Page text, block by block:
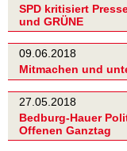
SPD kritisiert
und GRÜNE
09.06.2018
Mitmachen und
27.05.2018
Bedburg-Hauer
Offenen Ganztag